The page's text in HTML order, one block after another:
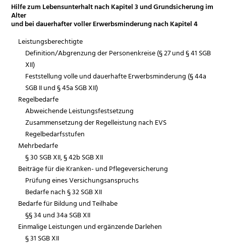
Hilfe zum Lebensunterhalt nach Kapitel 3 und Grundsicherung im
Alter
und bei dauerhafter voller Erwerbsminderung nach Kapitel 4
Leistungsberechtigte
Definition/Abgrenzung der Personenkreise (§ 27 und § 41 SGB
XII)
Feststellung volle und dauerhafte Erwerbsminderung (§ 44a
SGB II und § 45a SGB XII)
Regelbedarfe
Abweichende Leistungsfestsetzung
Zusammensetzung der Regelleistung nach EVS
Regelbedarfsstufen
Mehrbedarfe
§ 30 SGB XII, § 42b SGB XII
Beiträge für die Kranken- und Pflegeversicherung
Prüfung eines Versichungsanspruchs
Bedarfe nach § 32 SGB XII
Bedarfe für Bildung und Teilhabe
§§ 34 und 34a SGB XII
Einmalige Leistungen und ergänzende Darlehen
§ 31 SGB XII